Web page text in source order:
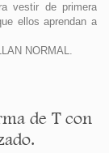
vestir de primera
ellos aprendan a
NORMAL.
de T con